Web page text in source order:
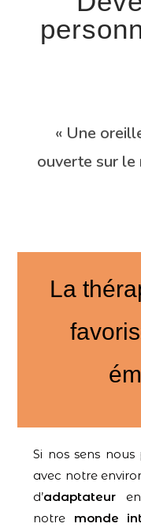
« Une
ouverte sur le
La
Si nos sens
avec notre
d’adaptateur
notre monde